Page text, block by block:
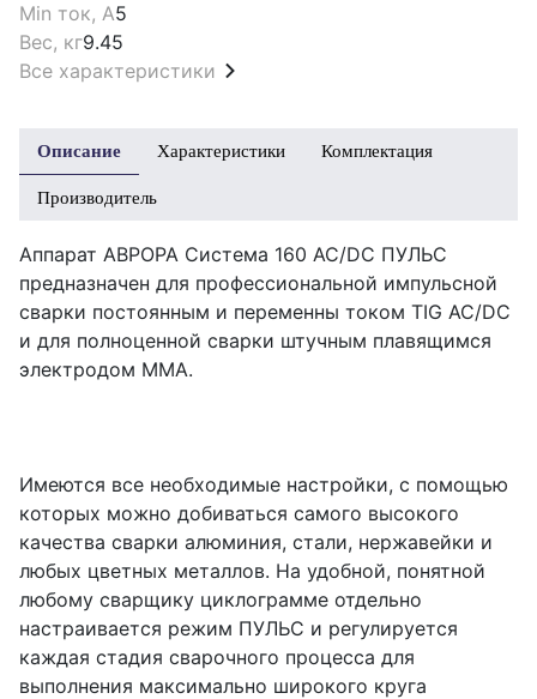
Min ток, А5
Вес, кг9.45
Все характеристики
Описание Характеристики Комплектация
Производитель
Аппарат АВРОРА Система 160 AC/DC ПУЛЬС
предназначен для профессиональной импульсной
сварки постоянным и переменны током TIG AC/DC
и для полноценной сварки штучным плавящимся
электродом MMA.
Имеются все необходимые настройки, с помощью
которых можно добиваться самого высокого
качества сварки алюминия, стали, нержавейки и
любых цветных металлов. На удобной, понятной
любому сварщику циклограмме отдельно
настраивается режим ПУЛЬС и регулируется
каждая стадия сварочного процесса для
выполнения максимально широкого круга